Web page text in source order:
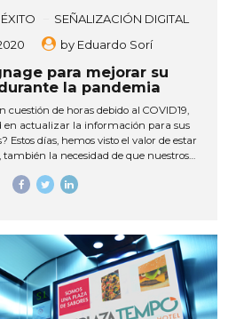
SEÑALIZACIÓN DIGITAL
by Eduardo Sorí
para mejorar su
la pandemia
cuestión de horas debido al COVID19,
en actualizar la información para sus
Estos días, hemos visto el valor de estar
también la necesidad de que nuestros
instrucciones claras, medidas
actualizar contante y ágilmente
un ámbito seguro y controlado. El
SIGNAGE brinda...